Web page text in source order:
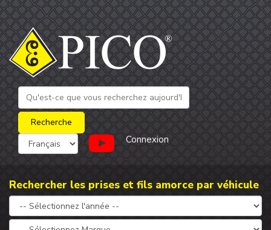
Connexion
Rechercher les prises et fils amorce par véhicule